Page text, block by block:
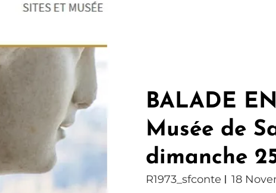
BALADE
Musée de
dimanche
R1973_sfconte 18